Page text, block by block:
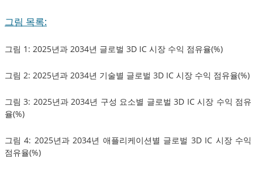
그림 목록:
그림 1: 2025년과 2034년 글로벌 3D IC 시장 수익 점유율(%)
그림 2: 2025년과 2034년 기술별 글로벌 3D IC 시장 수익 점유율(%)
그림 3: 2025년과 2034년 구성 요소별 글로벌 3D IC 시장 수익 점유
율(%)
그림 4: 2025년과 2034년 애플리케이션별 글로벌 3D IC 시장 수익
점유율(%)